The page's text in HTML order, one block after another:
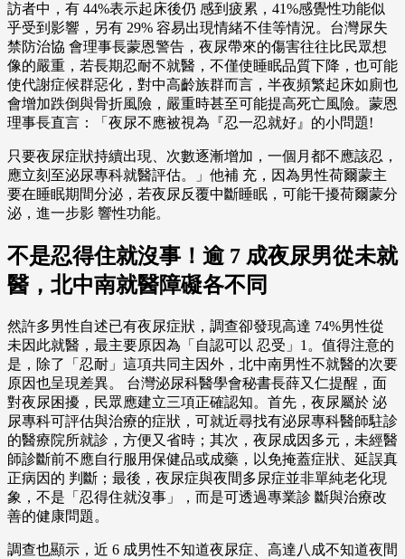
訪者中，有 44%表示起床後仍 感到疲累，41%感覺性功能似
乎受到影響，另有 29% 容易出現情緒不佳等情況。台灣尿失
禁防治協 會理事長蒙恩警告，夜尿帶來的傷害往往比民眾想
像的嚴重，若長期忍耐不就醫，不僅使睡眠品質下降，也可能
使代謝症候群惡化，對中高齡族群而言，半夜頻繁起床如廁也
會增加跌倒與骨折風險，嚴重時甚至可能提高死亡風險。蒙恩
理事長直言：「夜尿不應被視為『忍一忍就好』的小問題!
只要夜尿症狀持續出現、次數逐漸增加，一個月都不應該忍，
應立刻至泌尿專科就醫評估。」他補 充，因為男性荷爾蒙主
要在睡眠期間分泌，若夜尿反覆中斷睡眠，可能干擾荷爾蒙分
泌，進一步影 響性功能。
不是忍得住就沒事！逾 7 成夜尿男從未就
醫，北中南就醫障礙各不同
然許多男性自述已有夜尿症狀，調查卻發現高達 74%男性從
未因此就醫，最主要原因為「自認可以 忍受」1。值得注意的
是，除了「忍耐」這項共同主因外，北中南男性不就醫的次要
原因也呈現差異。 台灣泌尿科醫學會秘書長薛又仁提醒，面
對夜尿困擾，民眾應建立三項正確認知。首先，夜尿屬於 泌
尿專科可評估與治療的症狀，可就近尋找有泌尿專科醫師駐診
的醫療院所就診，方便又省時；其次，夜尿成因多元，未經醫
師診斷前不應自行服用保健品或成藥，以免掩蓋症狀、延誤真
正病因的 判斷；最後，夜尿症與夜間多尿症並非單純老化現
象，不是「忍得住就沒事」，而是可透過專業診 斷與治療改
善的健康問題。
調查也顯示，近 6 成男性不知道夜尿症、高達八成不知道夜間